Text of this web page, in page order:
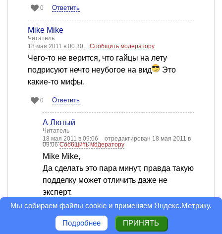
0 Ответить
Mike Mike
Читатель
18 мая 2011 в 00:30
Сообщить модератору
Чего-то не верится, что гайцы на лету
подрисуют нечто неубогое на вид
Это
какие-то мифы.
0 Ответить
А Лютый
Читатель
18 мая 2011 в 09:06
отредактирован 18 мая 2011 в
09:06Сообщить модератору
Mike Mike,
Да сделать это пара минут, правда такую
подделку может отличить даже не
эксперт.
Если вы не нарушали ПДД, то вам
нечего бояться подобных разводов,
стоите на своём не нарушал, любая
Мы собираем файлы cookie и применяем Яндекс.Метрику.
Подробнее ПРИНЯТЬ